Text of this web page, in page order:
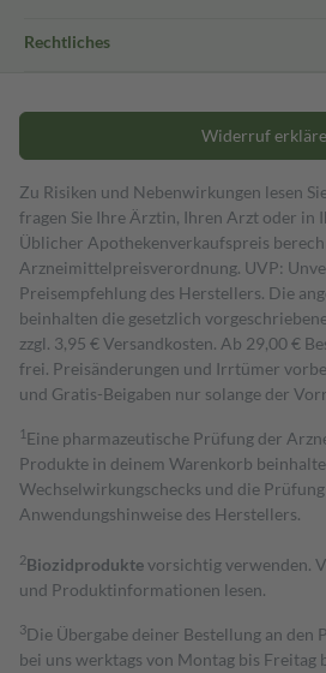
Rechtliches
Widerruf
Zu Risiken und Nebenwirkungen lesen
fragen Sie Ihre Ärztin, Ihren Arzt oder in
Üblicher Apothekenverkaufspreis
Arzneimittelpreisverordnung. UVP:
Preisempfehlung des Herstellers. Die
beinhalten die gesetzlich
zzgl. 3,95 € Versandkosten. Ab 29,00 €
frei. Preisänderungen und Irrtümer
und Gratis-Beigaben nur solange der
1 Eine pharmazeutische Prüfung der
Produkte in deinem Warenkorb
Wechselwirkungschecks und die
Anwendungshinweise des Herstellers.
2Biozidproduktevorsichtig verwenden.
und Produktinformationen lesen.
3Die Übergabe deiner Bestellung an
bei uns werktags von Montag bis Freitag